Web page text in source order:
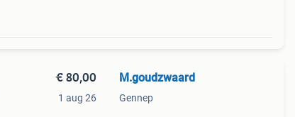
€ 80,00
1 aug 26
M.goudzwaard
Gennep